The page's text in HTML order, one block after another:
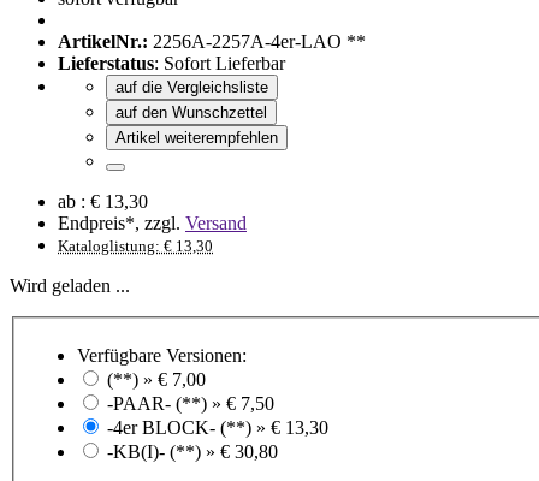
ArtikelNr.: 2256A-2257A-4er-LAO **
Lieferstatus: Sofort Lieferbar
auf die Vergleichsliste
auf den Wunschzettel
Artikel weiterempfehlen
ab : € 13,30
Endpreis*, zzgl. Versand
Kataloglistung: € 13,30
Wird geladen ...
Verfügbare Versionen:
(**) » € 7,00
-PAAR- (**) » € 7,50
-4er BLOCK- (**) » € 13,30
-KB(I)- (**) » € 30,80